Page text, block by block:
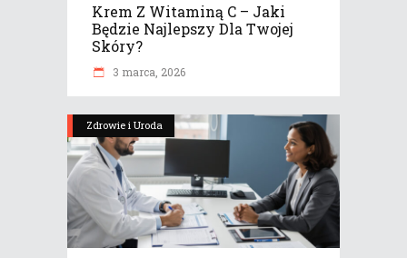
Krem Z Witaminą C – Jaki
Będzie Najlepszy Dla Twojej
Skóry?
3 marca, 2026
Zdrowie i Uroda